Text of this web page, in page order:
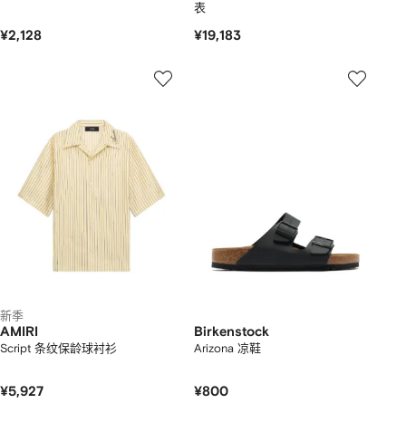
¥2,128
表
¥19,183
新季
AMIRI
Script 条纹保龄球衬衫
¥5,927
Birkenstock
Arizona 凉鞋
¥800